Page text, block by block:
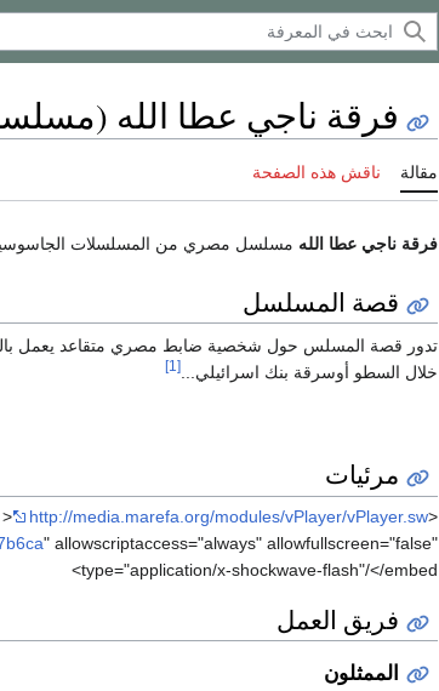
فرقة ناجي عطا الله
مقالة ناقش هذه الصفحة
فرقة ناجي عطا الله مسلسل مصري من المسلسلات الجاسوسية
قصة المسلسل
تدور قصة المسلس حول شخصية ضابط مصري متقاعد يعمل
خلال السطو أوسرقة بنك اسرائيلي...[1]
مرئيات
<embed width="320" height="240" quality="high" bgcolor="#000000" name="main" id="main" >
http://media.marefa.org/modules/vPlayer/vPlayer.sw
" allowscriptaccess="always" allowfullscreen="false"
type="application/x-shockwave-flash"/</embed>
فريق العمل
الممثلون